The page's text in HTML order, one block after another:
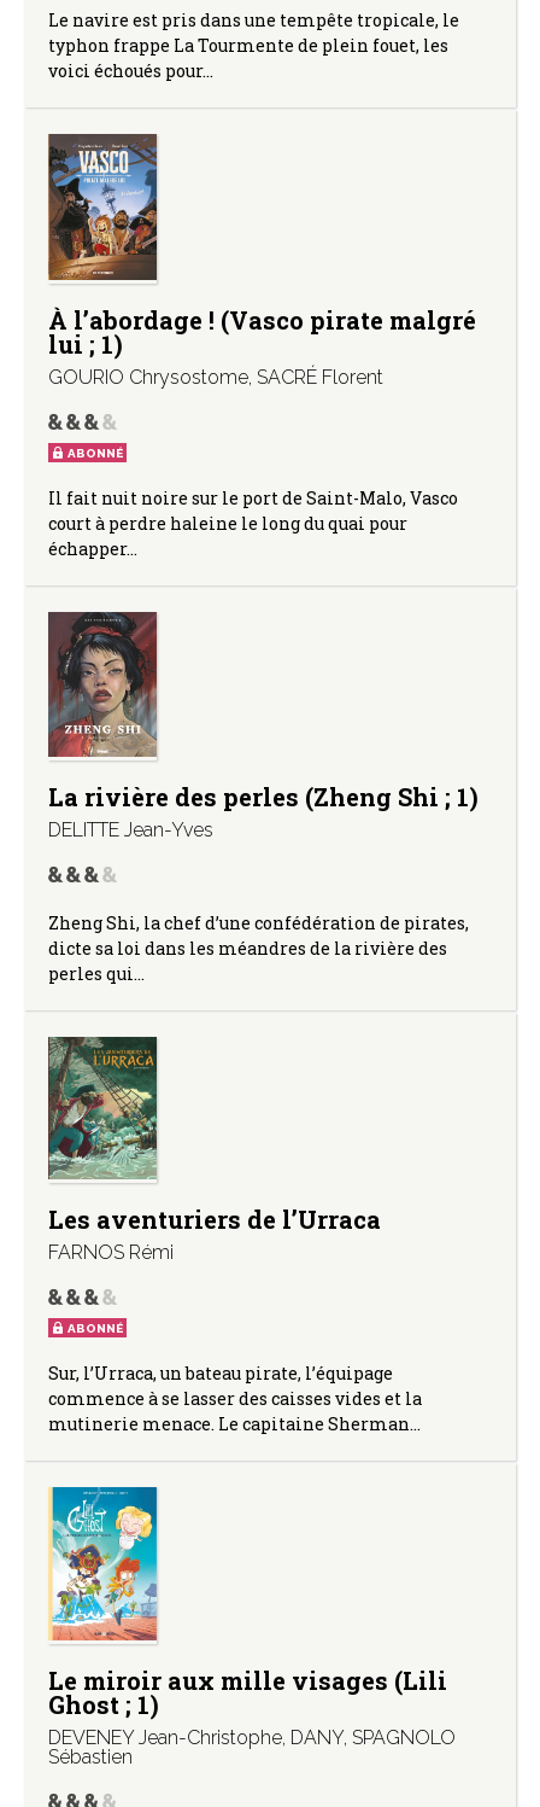
Le navire est pris dans une tempête tropicale, le
typhon frappe La Tourmente de plein fouet, les
voici échoués pour…
À l’abordage ! (Vasco pirate malgré
lui ; 1)
GOURIO Chrysostome, SACRÉ Florent
ABONNÉ
Il fait nuit noire sur le port de Saint-Malo, Vasco
court à perdre haleine le long du quai pour
échapper…
La rivière des perles (Zheng Shi ; 1)
DELITTE Jean-Yves
Zheng Shi, la chef d’une confédération de pirates,
dicte sa loi dans les méandres de la rivière des
perles qui…
Les aventuriers de l’Urraca
FARNOS Rémi
ABONNÉ
Sur, l’Urraca, un bateau pirate, l’équipage
commence à se lasser des caisses vides et la
mutinerie menace. Le capitaine Sherman…
Le miroir aux mille visages (Lili
Ghost ; 1)
DEVENEY Jean-Christophe, DANY, SPAGNOLO
Sébastien